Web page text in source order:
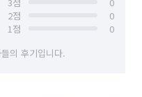
2점
0
1점
0
의 후기입니다.